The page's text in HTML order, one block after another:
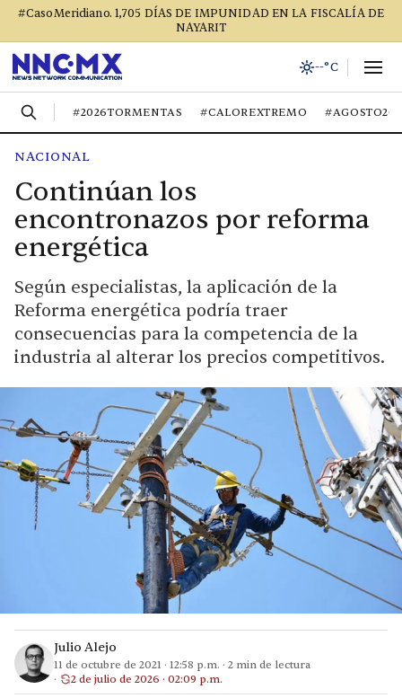
#CasoMeridiano. 1,705 DÍAS DE IMPUNIDAD EN LA FISCALÍA DE
NAYARIT
--°C
#2026TORMENTAS #CALOREXTREMO
NACIONAL
Continúan los
encontronazos por reforma
energética
Según especialistas, la aplicación de la
Reforma energética podría traer
consecuencias para la competencia de la
industria al alterar los precios competitivos.
Julio Alejo
11 de octubre de 2021 · 12:58 p.m. · 2 min de lectura
2 de julio de 2026 · 02:09 p.m.